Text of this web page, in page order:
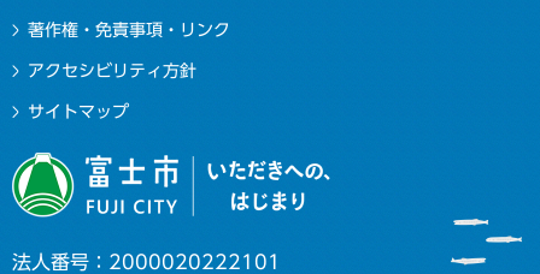
著作権・免責事項・リンク
アクセシビリティ方針
サイトマップ
法人番号：2000020222101